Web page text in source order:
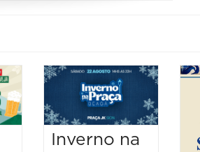
Inverno na